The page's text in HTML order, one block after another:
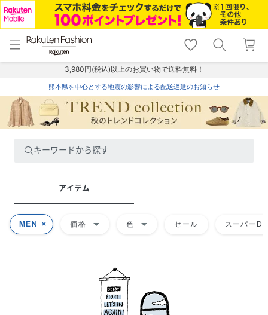
menu home
トップ
shopping_cart lock_outline
ログイン
3,980円(税込)以上のお買い物で送料無料！
熊本県を中心とする地震の影響による配送遅延のお知らせ
キーワードから探す
アイテム
MEN 価格 arrow_drop_down 色 arrow_drop_down セール スーパー